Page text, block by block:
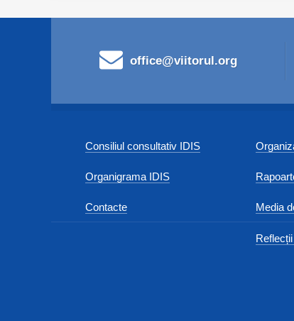
office@viitorul.org
Consiliul consultativ IDIS
Organigrama IDIS
Contacte Media